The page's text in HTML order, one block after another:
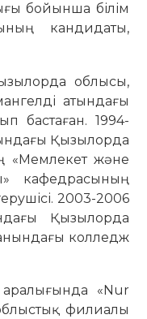
бойынша білім
кандидаты,
облысы,
атындағы
бастаған. 1994-
Қызылорда
«Мемлекет және
кафедрасының
2003-2006
Қызылорда
колледж
«Nur
филиалы